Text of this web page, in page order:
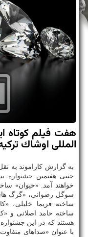
هفت فیلم كوتاه
المللی اوشاك
به گزارش کاراموند به
جنبی هفتمین جشنواره
خواهند آمد. «حیوان»
سوگل رضوانی، «گرگ
ساخته حامد اصلانی و
هستند که در این
با عنوان «صداهای